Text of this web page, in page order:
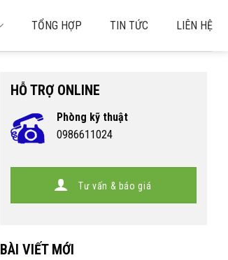
TỔNG HỢP TIN TỨC LIÊN HỆ
HỖ TRỢ ONLINE
Phòng kỹ thuật
0986611024
Tư vấn & báo giá
BÀI VIẾT MỚI